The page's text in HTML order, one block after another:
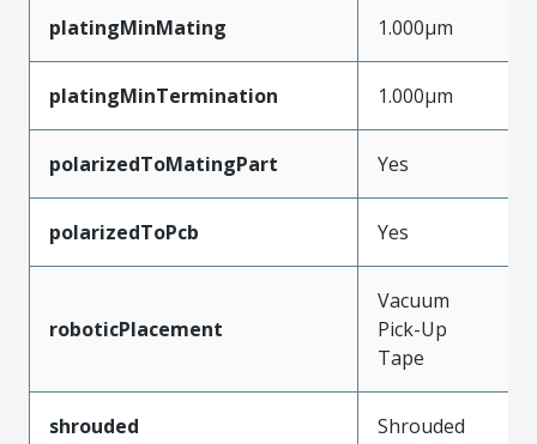
platingMinMating 1.000µm
platingMinTermination 1.000µm
polarizedToMatingPart Yes
polarizedToPcb Yes
roboticPlacement
Vacuum
Pick-Up
Tape
shrouded Shrouded